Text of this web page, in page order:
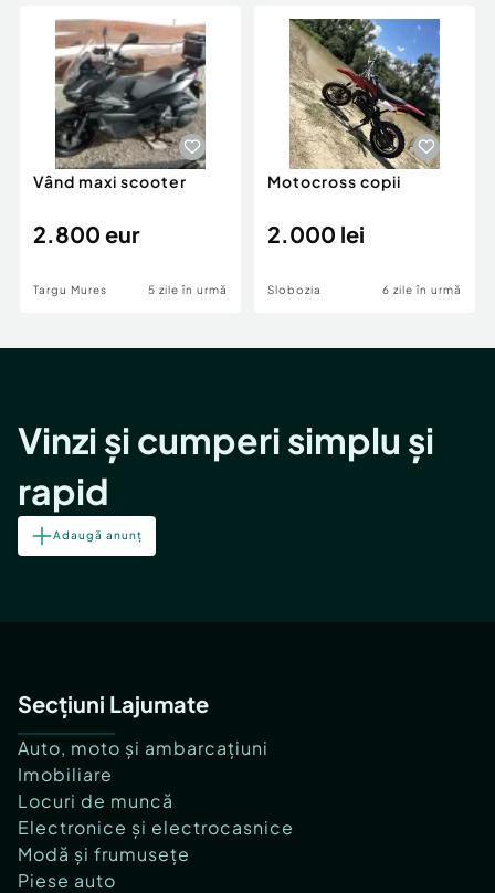
Servicii
Animale de companie
Afaceri și echipamente profesionale
Inchiriere Bunuri si Vehicule
Utilaje agricole si industriale
Piese auto si accesorii
Dacia Duster
Vând maxi scooter
2.800 eur
Targu Mures 5 zile în urmă
Motocross copii
2.000 lei
Slobozia 6 zile în urmă
Vinzi și cumperi simplu și
rapid
Adaugă anunț
Secțiuni Lajumate
Auto, moto și ambarcațiuni
Imobiliare
Locuri de muncă
Electronice și electrocasnice
Modă și frumusețe
Piese auto